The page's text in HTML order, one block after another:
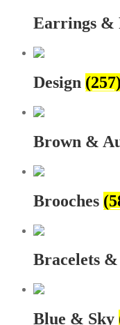
Earrings &
Design (257)
Brown &
Brooches
Bracelets &
Blue & Sky